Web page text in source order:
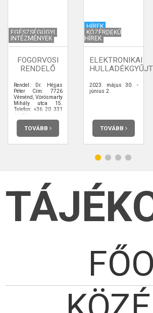
EGÉSZSÉGÜGYI
INTÉZMÉNYEK
FOGORVOSI
RENDELŐ
Rendel: Dr. Héjjas
Péter Cím: 7726
Véménd, Vörösmarty
Mihály utca 15.
Telefon: +36 20 331
66 81
TOVÁBB
HÍREK
KÖZÉRDEKŰ
HÍREK
ELEKTRONIKAI
2023. május 30. -
június 2.
TOVÁBB